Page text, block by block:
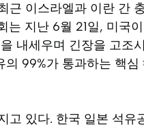
근 이스라엘과 이란 간
는 지난 6월 21일, 미국
내세우며 긴장을 고조
99%가 통과하는 핵
고 있다. 한국 일본 석유